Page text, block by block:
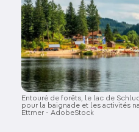
Entouré de forêts, le lac de
pour la baignade et les activités
Ettmer - AdobeStock